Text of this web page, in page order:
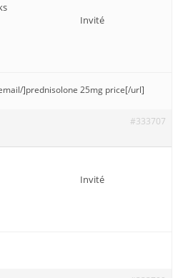
Invité
]prednisolone 25mg price[/url]
#333707
Invité